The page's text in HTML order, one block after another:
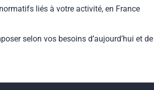
liés à votre activité, en France
selon vos besoins d’aujourd’hui et de